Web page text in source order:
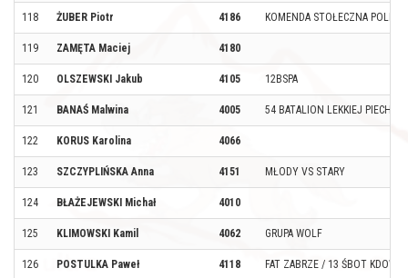
118 ŻUBER Piotr 4186 KOMENDA STOŁECZNA POLICJI
119 ZAMĘTA Maciej 4180
120 OLSZEWSKI Jakub 4105 12BSPA
121 BANAŚ Malwina 4005 54 BATALION LEKKIEJ
122 KORUS Karolina 4066
123 SZCZYPLIŃSKA Anna 4151 MŁODY VS STARY
124 BŁAŻEJEWSKI Michał 4010
125 KLIMOWSKI Kamil 4062 GRUPA WOLF
126 POSTULKA Paweł 4118 FAT ZABRZE / 13 ŚBOT KDOW